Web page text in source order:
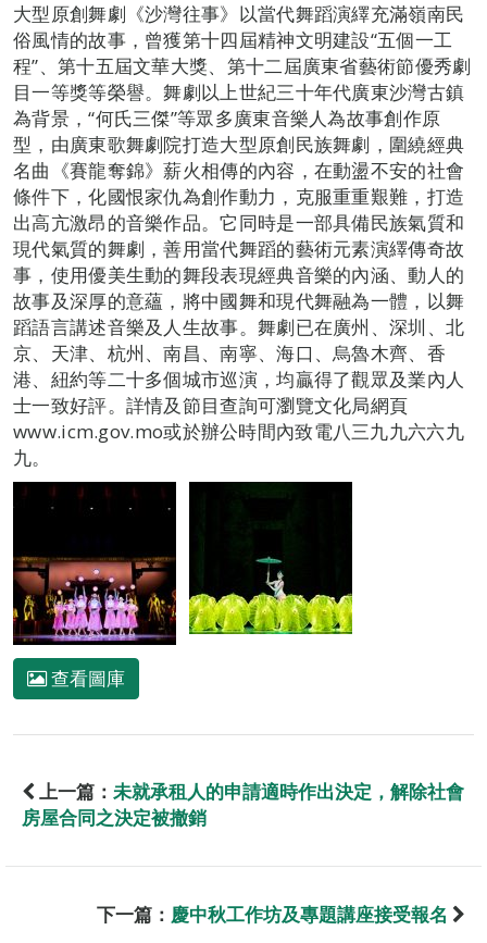
大型原創舞劇《沙灣往事》以當代舞蹈演繹充滿嶺南民
俗風情的故事，曾獲第十四屆精神文明建設“五個一工
程”、第十五屆文華大獎、第十二屆廣東省藝術節優秀劇
目一等獎等榮譽。舞劇以上世紀三十年代廣東沙灣古鎮
為背景，“何氏三傑”等眾多廣東音樂人為故事創作原
型，由廣東歌舞劇院打造大型原創民族舞劇，圍繞經典
名曲《賽龍奪錦》薪火相傳的內容，在動盪不安的社會
條件下，化國恨家仇為創作動力，克服重重艱難，打造
出高亢激昂的音樂作品。它同時是一部具備民族氣質和
現代氣質的舞劇，善用當代舞蹈的藝術元素演繹傳奇故
事，使用優美生動的舞段表現經典音樂的內涵、動人的
故事及深厚的意蘊，將中國舞和現代舞融為一體，以舞
蹈語言講述音樂及人生故事。舞劇已在廣州、深圳、北
京、天津、杭州、南昌、南寧、海口、烏魯木齊、香
港、紐約等二十多個城市巡演，均贏得了觀眾及業內人
士一致好評。詳情及節目查詢可瀏覽文化局網頁
www.icm.gov.mo或於辦公時間內致電八三九九六六九
九。
查看圖庫
上一篇： 未就承租人的申請適時作出決定，解除社會
房屋合同之決定被撤銷
下一篇： 慶中秋工作坊及專題講座接受報名